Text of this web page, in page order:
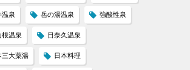
温泉 岳の湯温泉 強酸性泉
根温泉 日奈久温泉
三大薬湯 日本料理